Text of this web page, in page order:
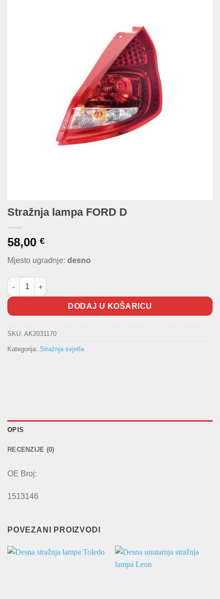
Stražnja lampa FORD D
58,00 €
Mjesto ugradnje: desno
Stražnja lampa FORD D količina
DODAJ U KOŠARICU
SKU: AK2031170
Kategorija: Stražnja svjetla
OPIS
RECENZIJE (0)
OE Broj:
1513146
POVEZANI PROIZVODI